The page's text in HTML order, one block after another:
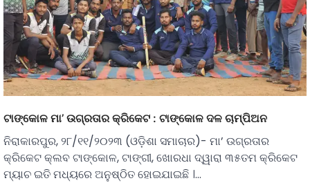
ଟାଙ୍କୋଳ ମା’ ଉଗ୍ରତାର କ୍ରିକେଟ : ଟାଙ୍କୋଳ ଦଳ ଚାମ୍ପିଅନ
ନିରାକାରପୁର, ୨୮/୧୧/୨୦୨୩ (ଓଡ଼ିଶା ସମାଚାର)- ମା’ ଉଗ୍ରତାର
କ୍ରିକେଟ କ୍ଲବ ଟାଙ୍କୋଳ, ଟାଙ୍ଗୀ, ଖୋରଧା ଦ୍ୱାରା ୩୫ତମ କ୍ରିକେଟ
ମ୍ୟାଚ ଇତି ମଧ୍ୟରେ ଅନୁଷ୍ଠିତ ହୋଇଯାଇଛି ।…